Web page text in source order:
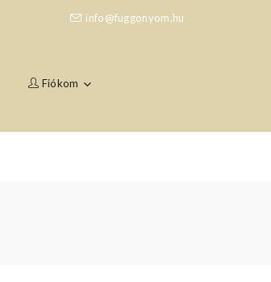
info@fuggonyom.hu
Fiókom